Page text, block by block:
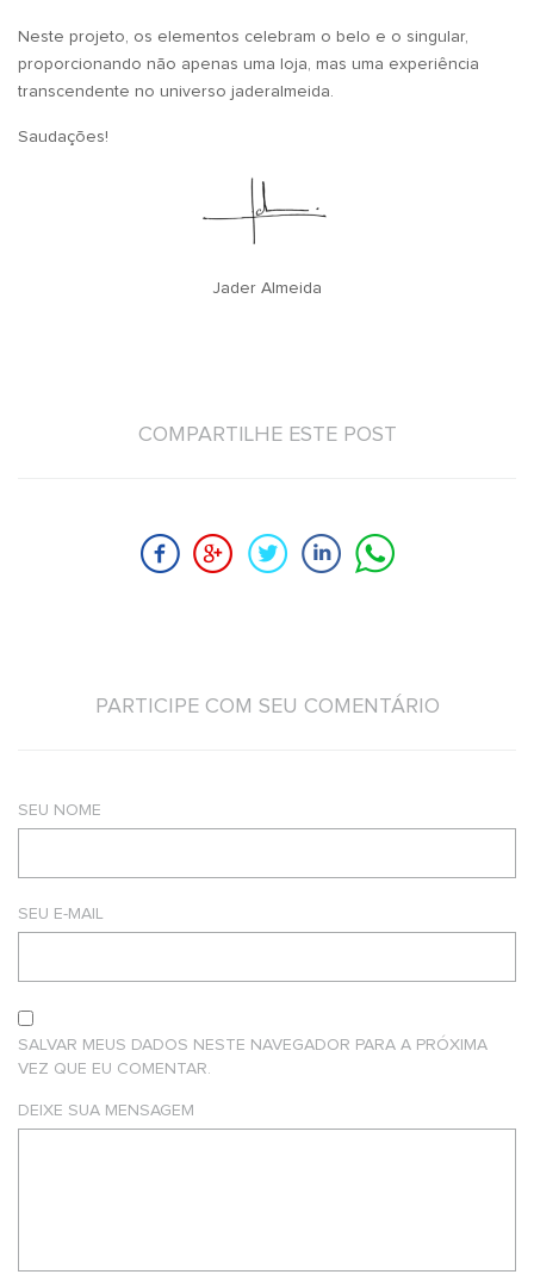
Neste projeto, os elementos celebram o belo e o singular,
proporcionando não apenas uma loja, mas uma experiência
transcendente no universo jaderalmeida.
Saudações!
Jader Almeida
COMPARTILHE ESTE POST
PARTICIPE COM SEU COMENTÁRIO
SEU NOME
SEU E-MAIL
SALVAR MEUS DADOS NESTE NAVEGADOR PARA A PRÓXIMA
VEZ QUE EU COMENTAR.
DEIXE SUA MENSAGEM